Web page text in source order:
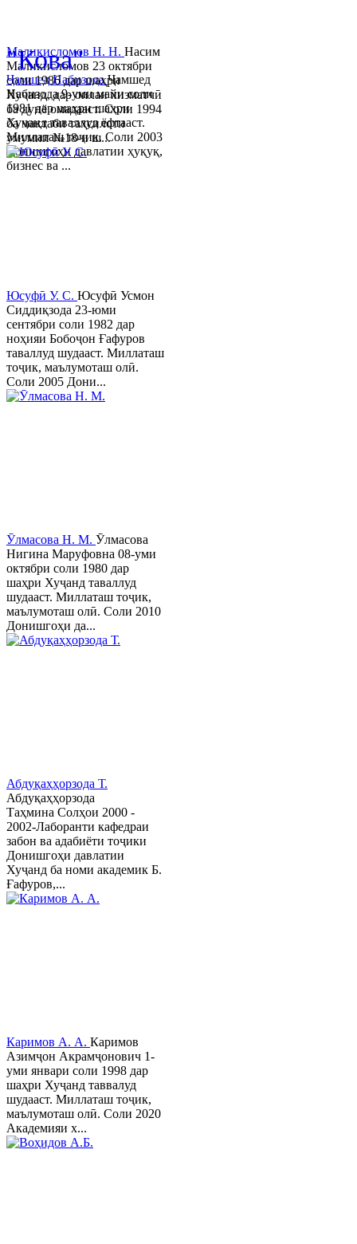
Ҷамшед НабизодаҶамшед
Набизода 9-уми майи соли
1981 дар шаҳри шаҳри
Хуҷанд таваллуд ёфтааст.
Миллаташ тоҷик. Соли 2003
Донишгоҳи давлатии ҳуқуқ,
бизнес ва ...
Маликисломов Н. Н. Насим
Маликисломов 23 октябри
соли 1986 дар шаҳри
Хуҷанд, дар оилаи хизматчӣ
ба дунё омадааст. Соли 1994
ба мактаби таҳсилоти
умумии №18-и ш...
Юсуфӣ У. C. Юсуфӣ Усмон
Сиддиқзода 23-юми
сентябри соли 1982 дар
ноҳияи Бобоҷон Ғафуров
таваллуд шудааст. Миллаташ
тоҷик, маълумоташ олӣ.
Соли 2005 Дони...
Ӯлмасова Н. М. Ӯлмасова
Нигина Маруфовна 08-уми
октябри соли 1980 дар
шаҳри Хуҷанд таваллуд
шудааст. Миллаташ тоҷик,
маълумоташ олӣ. Соли 2010
Донишгоҳи да...
Абдуқаҳҳорзода Т.
Абдуқаҳҳорзода
Таҳмина Солҳои 2000 -
2002-Лаборанти кафедраи
забон ва адабиёти тоҷики
Донишгоҳи давлатии
Хуҷанд ба номи академик Б.
Ғафуров,...
Каримов А. А. Каримов
Азимҷон Акрамҷонович 1-
уми январи соли 1998 дар
шаҳри Хуҷанд таввалуд
шудааст. Миллаташ тоҷик,
маълумоташ олӣ. Соли 2020
Академияи х...
"Кова"